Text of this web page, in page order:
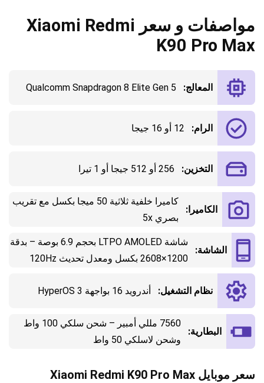
مواصفات و سعر Xiaomi Redmi
K90 Pro Max
المعالج: Qualcomm Snapdragon 8 Elite Gen 5
الرام: 12 أو 16 جيجا
التخزين: 256 أو 512 جيجا أو 1 تيرا
الكاميرا:
كاميرا خلفية ثلاثية 50 ميجا بكسل مع تقريب
بصري 5x
الشاشة:
شاشة LTPO AMOLED بحجم 6.9 بوصة – بدقة
1200×2608 بكسل ومعدل تحديث 120Hz
نظام التشغيل: أندرويد 16 بواجهة HyperOS 3
البطارية:
7560 مللي أمبير – شحن سلكي 100 واط
وشحن لاسلكي 50 واط
سعر موبايل Xiaomi Redmi K90 Pro Max